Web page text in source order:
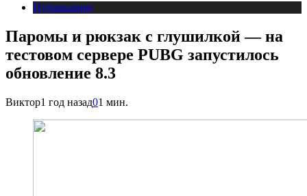
Публикации
Паромы и рюкзак с глушилкой — на
тестовом сервере PUBG запустилось
обновление 8.3
Виктор1 год назад01 мин.